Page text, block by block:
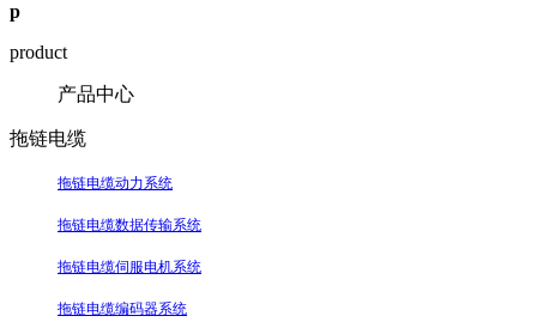
p
product
产品中心
拖链电缆
拖链电缆动力系统
拖链电缆数据传输系统
拖链电缆伺服电机系统
拖链电缆编码器系统